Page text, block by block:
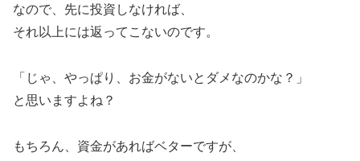
なので、先に投資しなければ、
それ以上には返ってこないのです。
「じゃ、やっぱり、お金がないとダメなのかな？」
と思いますよね？
もちろん、資金があればベターですが、